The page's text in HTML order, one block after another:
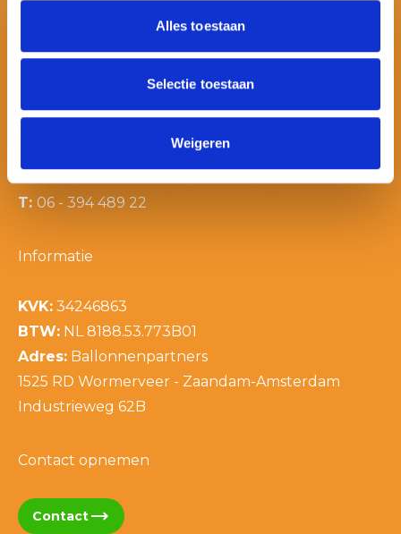
Alles toestaan
Selectie toestaan
Weigeren
info@ballonnenpartners.nl
T: 06 - 394 489 22
Informatie
KVK: 34246863
BTW: NL 8188.53.773B01
Adres: Ballonnenpartners
1525 RD Wormerveer - Zaandam-Amsterdam
Industrieweg 62B
Contact opnemen
Contacttrending_flat